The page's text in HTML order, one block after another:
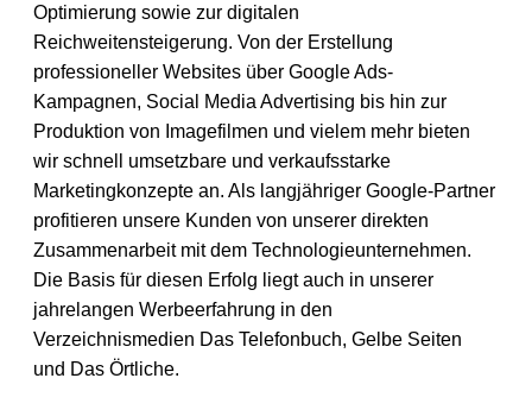
Optimierung sowie zur digitalen
Reichweitensteigerung. Von der Erstellung
professioneller Websites über Google Ads-
Kampagnen, Social Media Advertising bis hin zur
Produktion von Imagefilmen und vielem mehr bieten
wir schnell umsetzbare und verkaufsstarke
Marketingkonzepte an. Als langjähriger Google-Partner
profitieren unsere Kunden von unserer direkten
Zusammenarbeit mit dem Technologieunternehmen.
Die Basis für diesen Erfolg liegt auch in unserer
jahrelangen Werbeerfahrung in den
Verzeichnismedien Das Telefonbuch, Gelbe Seiten
und Das Örtliche.